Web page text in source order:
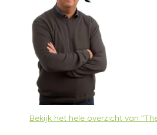
Bekijk het hele overzicht van